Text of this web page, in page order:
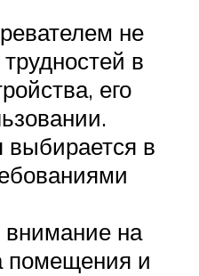
не
в
его
выбирается в
внимание на
помещения и